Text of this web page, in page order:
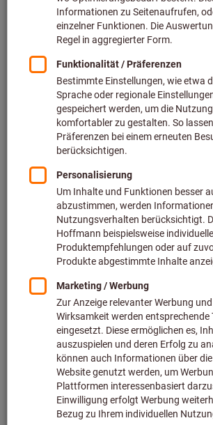
Preis pro 1 Stück
zzgl. Versandkosten
Netto: 26,00 €
In den Warenkorb
Sofort lieferbar Lieferzeit ca. 1-2 Werktage
Artikel merken Artikel teilen
Blätterkatalog
Produktdetails
Beschreibung